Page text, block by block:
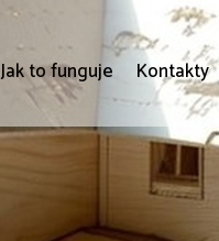
Jak to funguje Kontakty